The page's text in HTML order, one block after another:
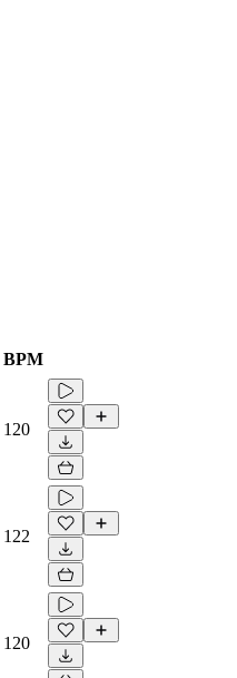
BPM
120
122
120